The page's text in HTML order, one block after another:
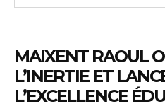
MAIXENT RAOUL
L’INERTIE ET
L’EXCELLENCE